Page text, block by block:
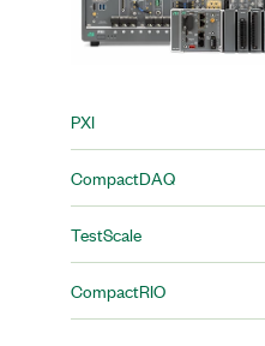
PXI​
CompactDAQ
TestScale
CompactRIO